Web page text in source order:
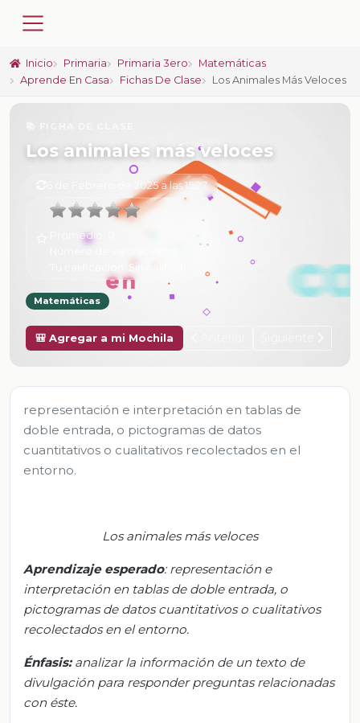
Inicio Primaria Primaria 3ero
Matemáticas
Aprende En Casa
Fichas De Clase Los Animales Más Veloces
Los animales más veloces
6 de Febrero de 2025 a las 15:27
Promedio:
Sin calificar
Matemáticas
🎒 Agregar a mi Mochila
representación e interpretación en tablas de
doble entrada, o pictogramas de datos
cuantitativos o cualitativos recolectados en el
entorno.
Los animales más veloces
Aprendizaje esperado:representación e
interpretación en tablas de doble entrada, o
pictogramas de datos cuantitativos o cualitativos
recolectados en el entorno.
Énfasis:analizar la información de un texto de
divulgación para responder preguntas relacionadas
con éste.